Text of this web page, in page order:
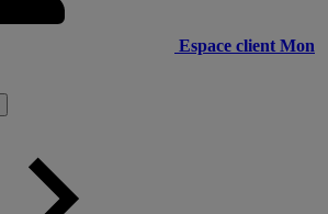
Espace client Mon